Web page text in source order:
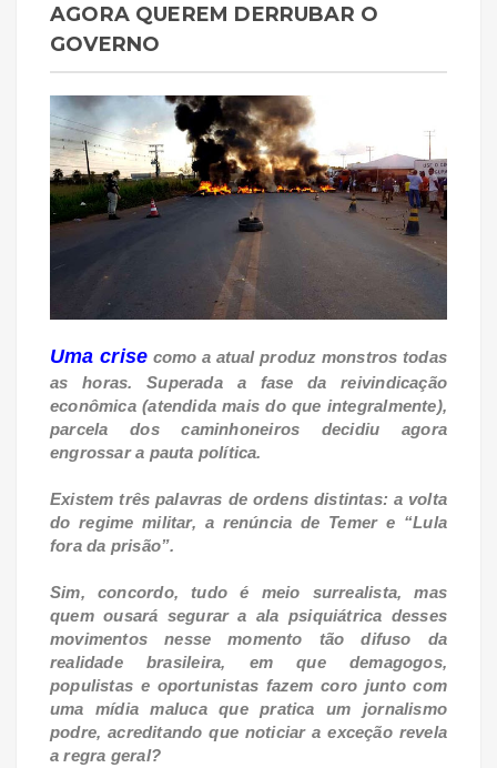
AGORA QUEREM DERRUBAR O
GOVERNO
Uma crise como a atual produz monstros todas
as horas. Superada a fase da reivindicação
econômica (atendida mais do que integralmente),
parcela dos caminhoneiros decidiu agora
engrossar a pauta política.
Existem três palavras de ordens distintas: a volta
do regime militar, a renúncia de Temer e “Lula
fora da prisão”.
Sim, concordo, tudo é meio surrealista, mas
quem ousará segurar a ala psiquiátrica desses
movimentos nesse momento tão difuso da
realidade brasileira, em que demagogos,
populistas e oportunistas fazem coro junto com
uma mídia maluca que pratica um jornalismo
podre, acreditando que noticiar a exceção revela
a regra geral?